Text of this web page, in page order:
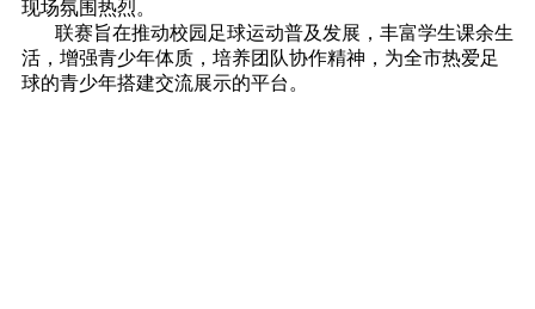
现场氛围热烈。
联赛旨在推动校园足球运动普及发展，丰富学生课余生
活，增强青少年体质，培养团队协作精神，为全市热爱足
球的青少年搭建交流展示的平台。